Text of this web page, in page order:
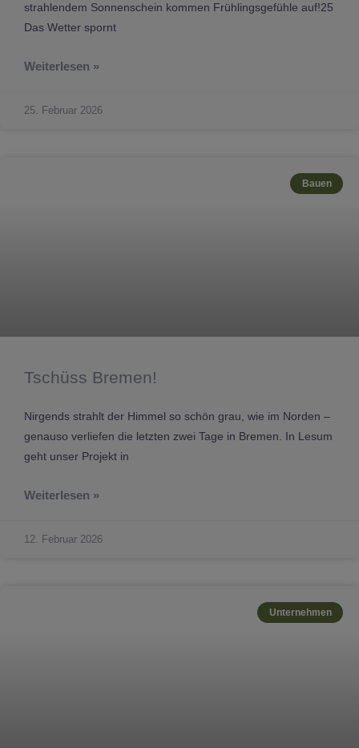
strahlendem Sonnenschein kommen Frühlingsgefühle auf!25
Das Wetter spornt
Weiterlesen »
25. Februar 2026
Bauen
Tschüss Bremen!
Nirgends strahlt der Himmel so schön grau, wie im Norden –
genauso verliefen die letzten zwei Tage in Bremen. In Lesum
geht unser Projekt in
Weiterlesen »
12. Februar 2026
Unternehmen